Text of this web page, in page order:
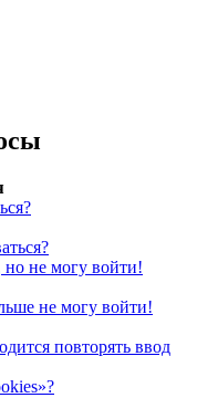
но не могу войти!
не могу войти!
повторять ввод